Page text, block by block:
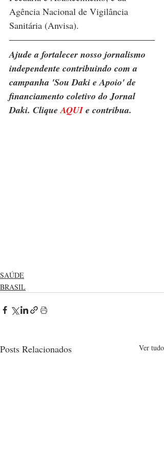
Agência Nacional de Vigilância
Sanitária (Anvisa).
Ajude a fortalecer nosso jornalismo
independente contribuindo com a
campanha 'Sou Daki e Apoio' de
financiamento coletivo do Jornal
Daki. Clique AQUI e contribua.
SAÚDE
BRASIL
Posts Relacionados Ver tudo